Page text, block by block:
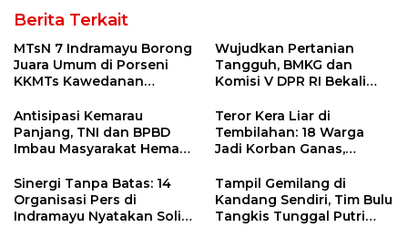
Berita Terkait
MTsN 7 Indramayu Borong
Juara Umum di Porseni
KKMTs Kawedanan
Wujudkan Pertanian
Tangguh, BMKG dan
Komisi V DPR RI Bekali
Sekolah Lapang Iklim
Antisipasi Kemarau
Panjang, TNI dan BPBD
Imbau Masyarakat Hemat
Kebakaran
Teror Kera Liar di
Tembilahan: 18 Warga
Jadi Korban Ganas,
12 Jahitan!
Sinergi Tanpa Batas: 14
Organisasi Pers di
Indramayu Nyatakan Solid
Tampil Gemilang di
Kandang Sendiri, Tim Bulu
Tangkis Tunggal Putri